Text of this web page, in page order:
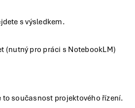
s výsledkem.
(nutný pro práci s NotebookLM)
to současnost projektového řízení.